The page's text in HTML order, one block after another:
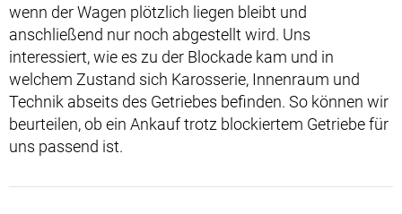
wenn der Wagen plötzlich liegen bleibt und
anschließend nur noch abgestellt wird. Uns
interessiert, wie es zu der Blockade kam und in
welchem Zustand sich Karosserie, Innenraum und
Technik abseits des Getriebes befinden. So können wir
beurteilen, ob ein Ankauf trotz blockiertem Getriebe für
uns passend ist.